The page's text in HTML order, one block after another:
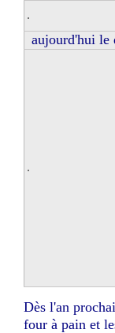
aujourd'hui le
Dès l'an
four à pain et